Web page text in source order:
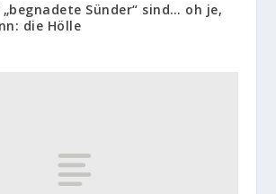
Sünder“ sind… oh je,
die Hölle